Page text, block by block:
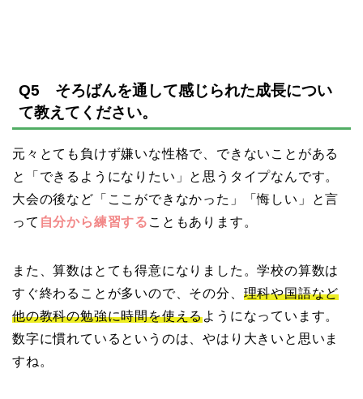
Q5 そろばんを通して感じられた成長につい
て教えてください。
元々とても負けず嫌いな性格で、できないことがある
と「できるようになりたい」と思うタイプなんです。
大会の後など「ここができなかった」「悔しい」と言
って 自分から練習する こともあります。
また、算数はとても得意になりました。学校の算数は
すぐ終わることが多いので、その分、 理科や国語など
他の教科の勉強に時間を使えるようになっています。
数字に慣れているというのは、やはり大きいと思いま
すね。